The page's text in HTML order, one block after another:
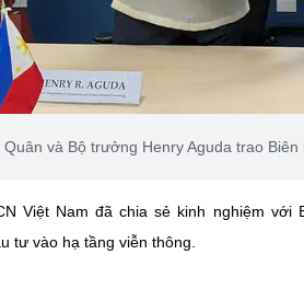
và Bộ trưởng Henry Aguda trao
Việt Nam đã chia sẻ kinh nghiệm với
tư vào hạ tầng viễn thông.